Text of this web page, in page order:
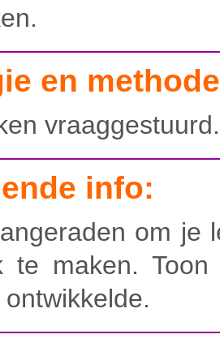
en
info:
om je
te maken.